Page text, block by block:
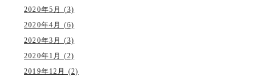
2020年5月 (3)
2020年4月 (6)
2020年3月 (3)
2020年1月 (2)
2019年12月 (2)